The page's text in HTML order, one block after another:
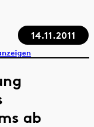
14.11.2011
ab